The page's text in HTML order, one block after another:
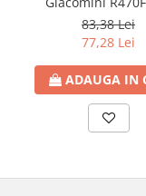
Promotii pachete
CHIUVETE BUCATARIE
Chiuvete bucatarie
Chiuveta bucatarie
Chiuveta bucatarie
Tuburi Flexibile Hota
83,38 Lei
77,28 Lei
ADAUGA IN